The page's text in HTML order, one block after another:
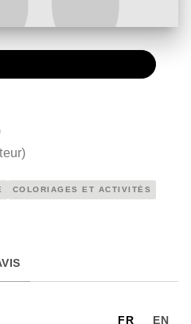
)
COLORIAGES ET ACTIVITÉS
FR EN